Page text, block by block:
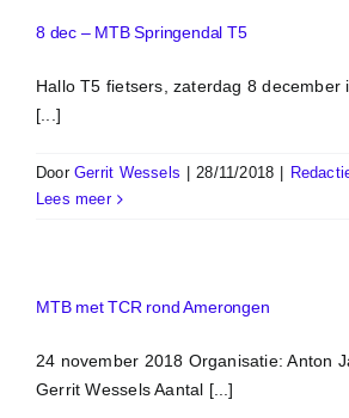
8 dec – MTB Springendal T5
Hallo T5 fietsers, zaterdag 8 december
[...]
DoorGerrit Wessels 28/11/2018
Lees meer
MTB met TCR rond Amerongen
24 november 2018 Organisatie: Anton
Gerrit Wessels Aantal [...]